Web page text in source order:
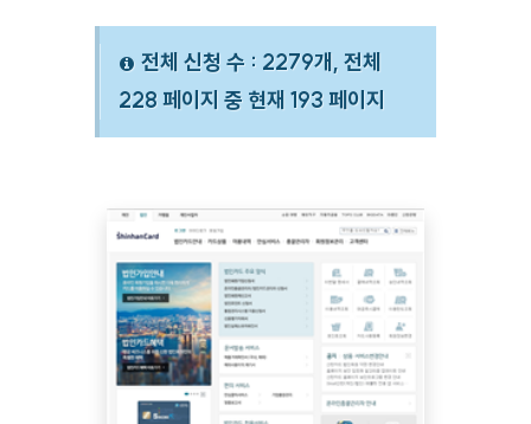
전체 신청 수 : 2279개, 전체
228 페이지 중 현재 193 페이지